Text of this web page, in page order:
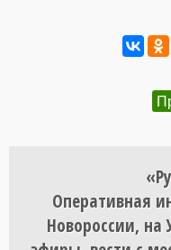
Оперативная
Новороссии,